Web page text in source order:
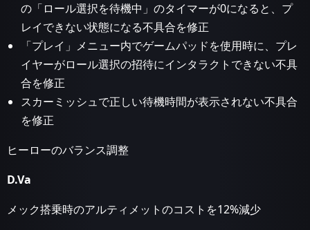
の「ロール選択を待機中」のタイマーが0になると、プ
レイできない状態になる不具合を修正
「プレイ」メニュー内でゲームパッドを使用時に、プレ
イヤーがロール選択の招待にインタラクトできない不具
合を修正
スカーミッシュで正しい待機時間が表示されない不具合
を修正
ヒーローのバランス調整
D.Va
メック搭乗時のアルティメットのコストを12%減少